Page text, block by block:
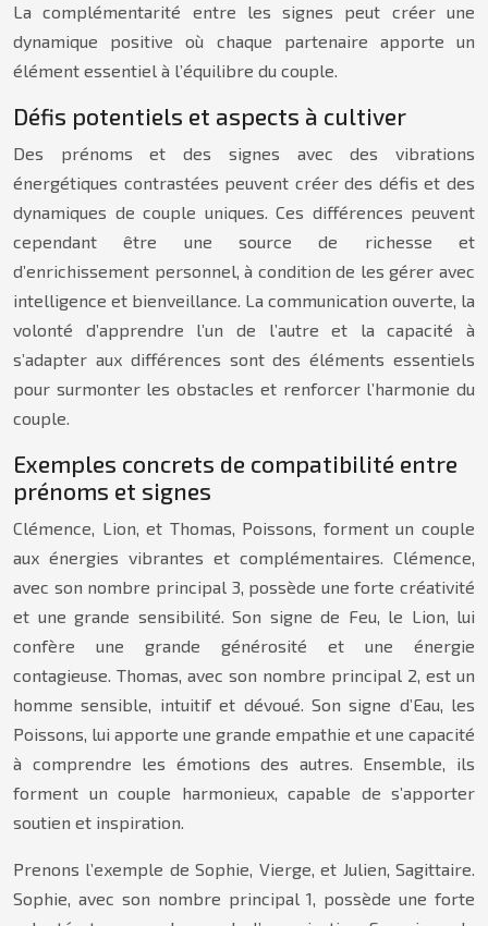
La complémentarité entre les signes peut créer une
dynamique positive où chaque partenaire apporte un
élément essentiel à l’équilibre du couple.
Défis potentiels et aspects à cultiver
Des prénoms et des signes avec des vibrations
énergétiques contrastées peuvent créer des défis et des
dynamiques de couple uniques. Ces différences peuvent
cependant être une source de richesse et
d’enrichissement personnel, à condition de les gérer avec
intelligence et bienveillance. La communication ouverte, la
volonté d’apprendre l’un de l’autre et la capacité à
s’adapter aux différences sont des éléments essentiels
pour surmonter les obstacles et renforcer l’harmonie du
couple.
Exemples concrets de compatibilité entre
prénoms et signes
Clémence, Lion, et Thomas, Poissons, forment un couple
aux énergies vibrantes et complémentaires. Clémence,
avec son nombre principal 3, possède une forte créativité
et une grande sensibilité. Son signe de Feu, le Lion, lui
confère une grande générosité et une énergie
contagieuse. Thomas, avec son nombre principal 2, est un
homme sensible, intuitif et dévoué. Son signe d’Eau, les
Poissons, lui apporte une grande empathie et une capacité
à comprendre les émotions des autres. Ensemble, ils
forment un couple harmonieux, capable de s’apporter
soutien et inspiration.
Prenons l’exemple de Sophie, Vierge, et Julien, Sagittaire.
Sophie, avec son nombre principal 1, possède une forte